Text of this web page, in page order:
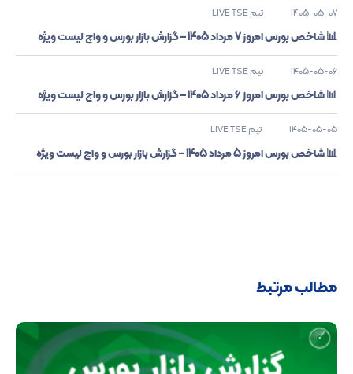
1405-05-07 تیم LIVE TSE
📊 شاخص بورس امروز 7 مرداد 1405 – گزارش بازار بورس و واچ لیست ویژه
1405-05-06 تیم LIVE TSE
📊 شاخص بورس امروز 6 مرداد 1405 – گزارش بازار بورس و واچ لیست ویژه
1405-05-05 تیم LIVE TSE
📊 شاخص بورس امروز 5 مرداد 1405 – گزارش بازار بورس و واچ لیست ویژه
مطالب مرتبط